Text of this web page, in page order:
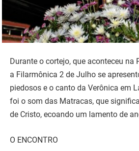
Durante o cortejo, que aconteceu na
a Filarmônica 2 de Julho se
piedosos e o canto da Verônica em
foi o som das Matracas, que
de Cristo, ecoando um lamento de
O ENCONTRO